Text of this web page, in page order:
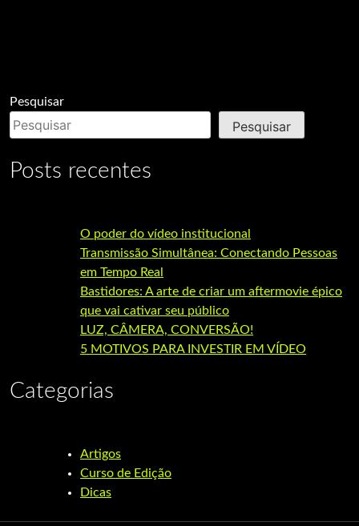
Pesquisar
Pesquisar
Posts recentes
O poder do vídeo institucional
Transmissão Simultânea: Conectando Pessoas
em Tempo Real
Bastidores: A arte de criar um aftermovie épico
que vai cativar seu público
LUZ, CÂMERA, CONVERSÃO!
5 MOTIVOS PARA INVESTIR EM VÍDEO
Categorias
Artigos
Curso de Edição
Dicas